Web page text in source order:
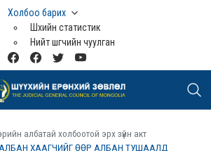
Холбоо барих
Шүүхийн статистик
Нийт шүүгчийн чуулган
албатай холбоотой эрх зүйн акт
ХААГЧИЙГ ӨӨР АЛБАН ТУШААЛД